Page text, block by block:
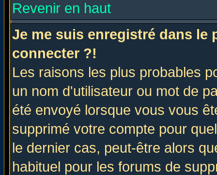
Revenir en haut
Je me suis enregistré dans le
connecter ?!
Les raisons les plus probables
un nom d'utilisateur ou mot de
été envoyé lorsque vous vous
supprimé votre compte pour
le dernier cas, peut-être alors
habituel pour les forums de